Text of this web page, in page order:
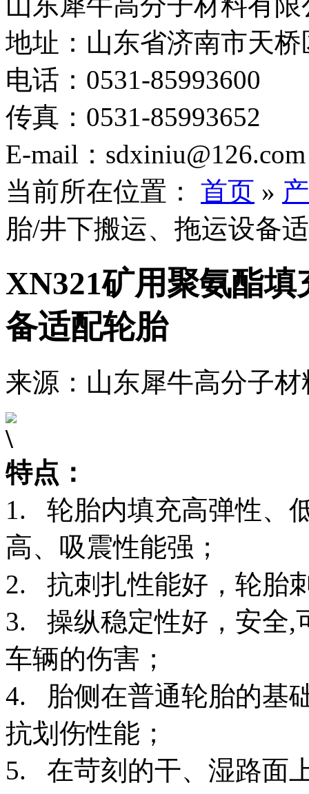
地址：山东省济南市天
电话：0531-85993600
传真：0531-85993652
E-mail：sdxiniu@126.com
当前所在位置： 首页 »
胎/井下搬运、拖运设备
XN321矿用聚氨酯
备适配轮胎
来源：山东犀牛高分子
特点：
1. 轮胎内填充高弹性、
高、吸震性能强；
2. 抗刺扎性能好，轮胎
3. 操纵稳定性好，安全,
车辆的伤害；
4. 胎侧在普通轮胎的基
抗划伤性能；
5. 在苛刻的干、湿路面